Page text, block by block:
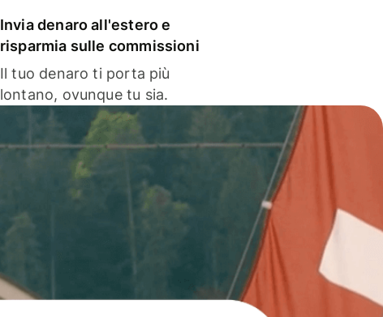
Invia denaro all'estero e
risparmia sulle commissioni
Il tuo denaro ti porta più
lontano, ovunque tu sia.